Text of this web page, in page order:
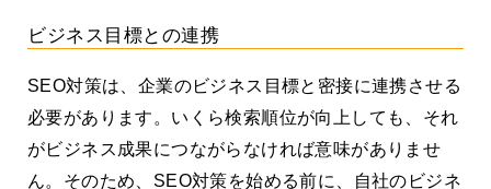
ビジネス目標との連携
SEO対策は、企業のビジネス目標と密接に連携させる
必要があります。いくら検索順位が向上しても、それ
がビジネス成果につながらなければ意味がありませ
ん。そのため、SEO対策を始める前に、自社のビジネ